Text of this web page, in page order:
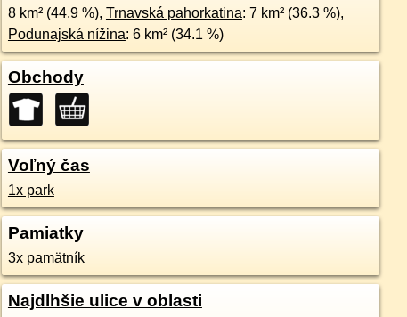
8 km² (44.9 %), Trnavská pahorkatina: 7 km² (36.3 %),
Podunajská nížina: 6 km² (34.1 %)
Obchody
Voľný čas
1x park
Pamiatky
3x pamätník
Najdlhšie ulice v oblasti